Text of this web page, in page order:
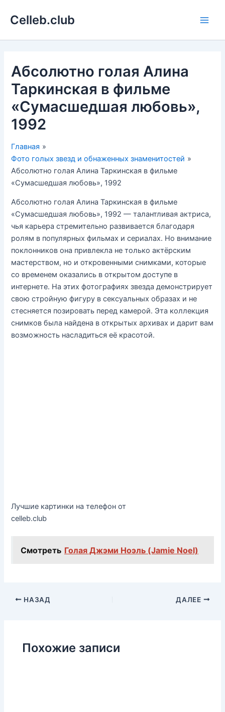
Celleb.club
Абсолютно голая Алина
Таркинская в фильме
«Сумасшедшая любовь»,
1992
Главная
Фото голых звезд и обнаженных знаменитостей
Абсолютно голая Алина Таркинская в фильме
«Сумасшедшая любовь», 1992
Абсолютно голая Алина Таркинская в фильме
«Сумасшедшая любовь», 1992 — талантливая актриса,
чья карьера стремительно развивается благодаря
ролям в популярных фильмах и сериалах. Но внимание
поклонников она привлекла не только актёрским
мастерством, но и откровенными снимками, которые
со временем оказались в открытом доступе в
интернете. На этих фотографиях звезда демонстрирует
свою стройную фигуру в сексуальных образах и не
стесняется позировать перед камерой. Эта коллекция
снимков была найдена в открытых архивах и дарит вам
возможность насладиться её красотой.
Лучшие картинки на телефон от
celleb.club
Смотреть Голая Джэми Ноэль (Jamie Noel)
НАЗАД ДАЛЕЕ
Похожие записи